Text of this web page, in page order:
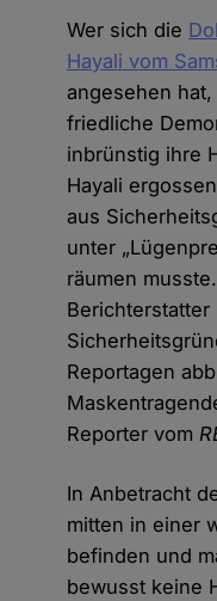
Wer sich die
Hayali vom
angesehen
friedliche
inbrünstig ihre
Hayali
aus
unter
räumen
Berichterstatter
Reportagen
Reporter vom
In Anbetracht
mitten in einer
befinden und
bewusst keine